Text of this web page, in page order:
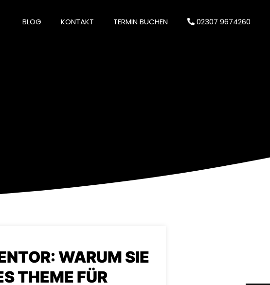
BLOG KONTAKT TERMIN BUCHEN 02307 9674260
WARUM SIE
THEME FÜR